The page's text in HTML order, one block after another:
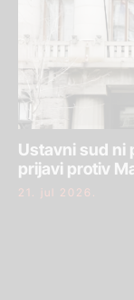
Ustavni sud ni
prijavi protiv
21. jul 2026.